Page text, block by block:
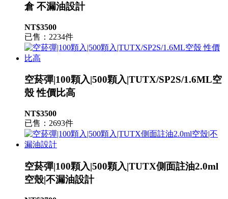
倉 不漏油設計
NT$3500
已售：2234件
空菸彈|100顆入|500顆入|TUTX/SP2S/1.6ML空
殼 性價比高
NT$3500
已售：2693件
空菸彈|100顆入|500顆入|TUTX側面註油2.0ml
空殼|不漏油設計